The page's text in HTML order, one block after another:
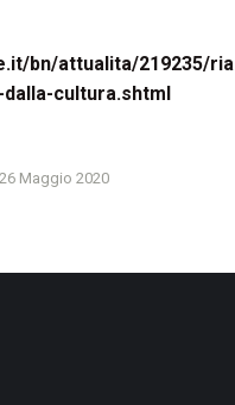
bn/attualita/219235/
cultura.shtml
26 Maggio 2020